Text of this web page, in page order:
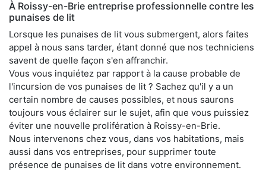
À Roissy-en-Brie entreprise professionnelle contre les
punaises de lit
Lorsque les punaises de lit vous submergent, alors faites
appel à nous sans tarder, étant donné que nos techniciens
savent de quelle façon s'en affranchir.
Vous vous inquiétez par rapport à la cause probable de
l'incursion de vos punaises de lit ? Sachez qu'il y a un
certain nombre de causes possibles, et nous saurons
toujours vous éclairer sur le sujet, afin que vous puissiez
éviter une nouvelle prolifération à Roissy-en-Brie.
Nous intervenons chez vous, dans vos habitations, mais
aussi dans vos entreprises, pour supprimer toute
présence de punaises de lit dans votre environnement.